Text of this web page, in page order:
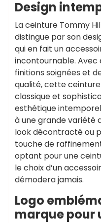
Design
La ceinture Tommy
distingue par son
qui en fait un
incontournable. Avec
finitions soignées et
qualité, cette
classique et
esthétique
à une grande variété
look décontracté ou
touche de
optant pour une
le choix d’un
démodera jamais.
Logo
marque pour